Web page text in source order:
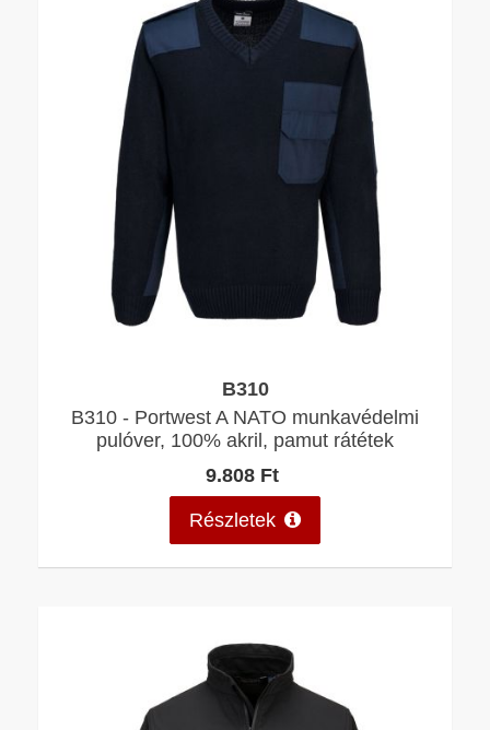
B310
B310 - Portwest A NATO munkavédelmi
pulóver, 100% akril, pamut rátétek
9.808 Ft
Részletek